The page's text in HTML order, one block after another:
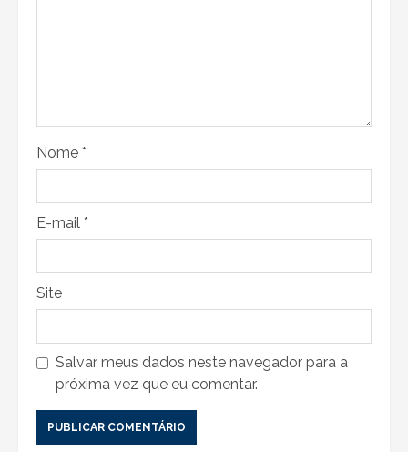
Nome *
E-mail *
Site
Salvar meus dados neste navegador para a
próxima vez que eu comentar.